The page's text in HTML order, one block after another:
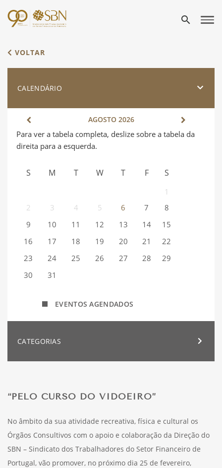
search
VOLTAR
CALENDÁRIO
AGOSTO 2026
S M T W T F S
1
2
3 4 5 6 7
8
9
10 11 12 13 14
15
16
17 18 19 20 21
22
23
24 25 26 27 28
29
30
31
EVENTOS AGENDADOS
CATEGORIAS
“PELO CURSO DO VIDOEIRO”
No âmbito da sua atividade recreativa, física e cultural os
Órgãos Consultivos com o apoio e colaboração da Direção do
SBN – Sindicato dos Trabalhadores do Setor Financeiro de
Portugal, vão promover, no próximo dia 25 de fevereiro,